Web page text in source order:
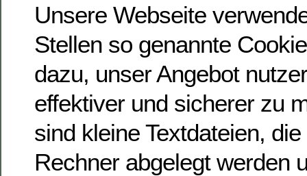
Unsere Webseite
Stellen so genannte
dazu, unser Angebot
effektiver und sicherer zu
sind kleine Textdateien,
Rechner abgelegt werden